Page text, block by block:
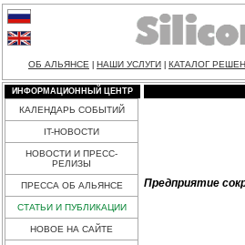
ОБ АЛЬЯНСЕ НАШИ УСЛУГИ КАТАЛОГ
ИНФОРМАЦИОННЫЙ ЦЕНТР
КАЛЕНДАРЬ СОБЫТИЙ
IT-НОВОСТИ
НОВОСТИ И ПРЕСС-
РЕЛИЗЫ
ПРЕССА ОБ АЛЬЯНСЕ
СТАТЬИ И ПУБЛИКАЦИИ
НОВОЕ НА САЙТЕ
Предприятие